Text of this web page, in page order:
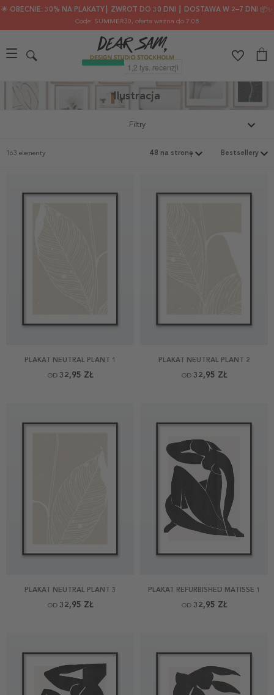
🌟 OBECNIE: 30% NA PLAKATY┃ ZWROT DO 30 DNI ┃ DOSTAWA W 2–7 DNI 📦✨
Code: SUMMER30, oferta ważna do 7.08
Ilustracja
Filtry
163 elementy
PLAKAT NEUTRAL PLANT 1
OD 32,95 ZŁ
PLAKAT NEUTRAL PLANT 2
OD 32,95 ZŁ
PLAKAT NEUTRAL PLANT 3
OD 32,95 ZŁ
PLAKAT REFURBISHED MATISSE 1
OD 32,95 ZŁ